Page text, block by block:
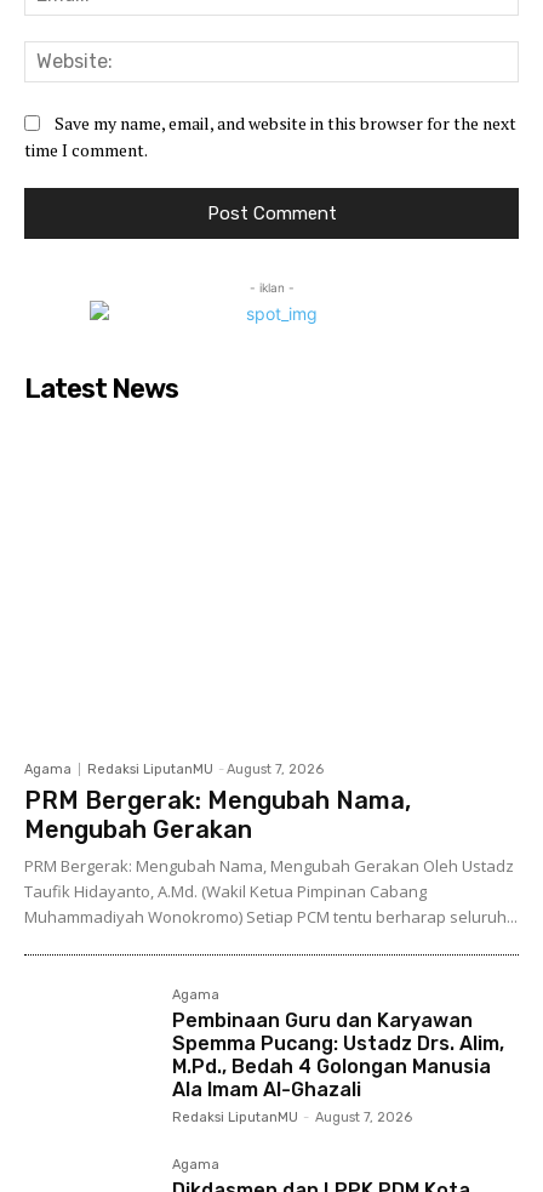
Save my name, email, and website in this browser for the next
time I comment.
- iklan -
Latest News
Agama Redaksi LiputanMU - August 7, 2026
PRM Bergerak: Mengubah Nama,
Mengubah Gerakan
PRM Bergerak: Mengubah Nama, Mengubah Gerakan Oleh Ustadz
Taufik Hidayanto, A.Md. (Wakil Ketua Pimpinan Cabang
Muhammadiyah Wonokromo) Setiap PCM tentu berharap seluruh...
Agama
Pembinaan Guru dan Karyawan
Spemma Pucang: Ustadz Drs. Alim,
M.Pd., Bedah 4 Golongan Manusia
Ala Imam Al-Ghazali
Redaksi LiputanMU - August 7, 2026
Agama